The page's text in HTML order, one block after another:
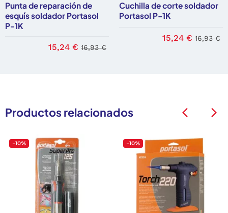
Punta de reparación de
esquís soldador Portasol
P-1K
15,24 € 16,93 €
Cuchilla de corte soldador
Portasol P-1K
15,24 € 16,93 €
Productos relacionados
-10% -10%
arrow_back_ios arrow_back_ios